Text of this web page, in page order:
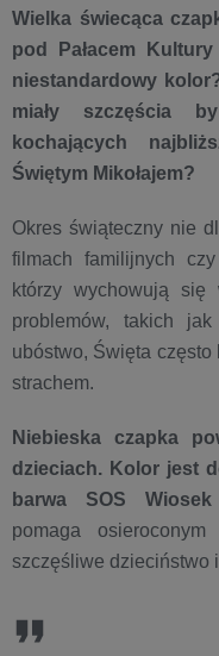
Wielka świecąca
pod Pałacem
niestandardowy
miały szczęścia
kochających
Świętym Mikołajem?
Okres świąteczny nie
filmach familijnych
którzy wychowują się
problemów, takich
ubóstwo, Święta
strachem.
Niebieska czapka
dzieciach. Kolor jest
barwa SOS Wiosek
pomaga
szczęśliwe dzieciństwo